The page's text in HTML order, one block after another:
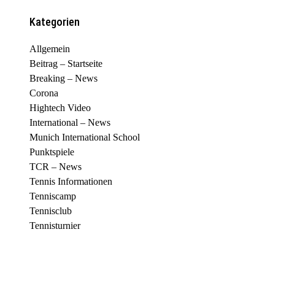
Kategorien
Allgemein
Beitrag – Startseite
Breaking – News
Corona
Hightech Video
International – News
Munich International School
Punktspiele
TCR – News
Tennis Informationen
Tenniscamp
Tennisclub
Tennisturnier